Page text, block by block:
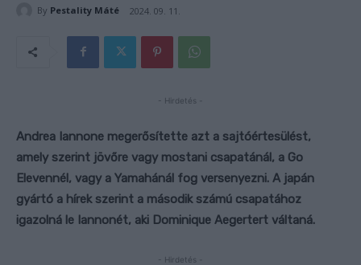
By Pestality Máté 2024. 09. 11.
- Hirdetés -
Andrea Iannone megerősítette azt a sajtóértesülést,
amely szerint jövőre vagy mostani csapatánál, a Go
Elevennél, vagy a Yamahánál fog versenyezni. A japán
gyártó a hírek szerint a második számú csapatához
igazolná le Iannonét, aki Dominique Aegertert váltaná.
- Hirdetés -